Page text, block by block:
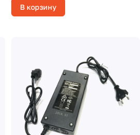
В корзину